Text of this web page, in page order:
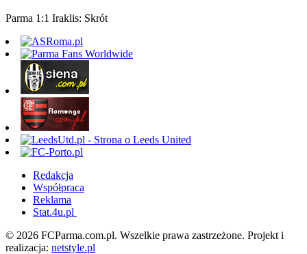
Parma 1:1 Iraklis: Skrót
Redakcja
Współpraca
Reklama
Stat.4u.pl
© 2026 FCParma.com.pl. Wszelkie prawa zastrzeżone. Projekt i
realizacja: netstyle.pl